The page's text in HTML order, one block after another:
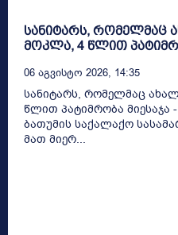
სანიტარს, რომელმაც
მოკლა, 4 წლით
06 Აგვისტო 2026, 14:35
სანიტარს, რომელმაც
წლით პატიმრობა
ბათუმის საქალაქო
მათ მიერ...